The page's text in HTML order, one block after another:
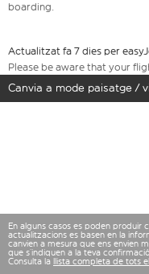
boarding.
Actualitzat fa 7 dies per
Please be aware that your
Canvia a mode paisatge /
En alguns casos es poden produir
actualitzacions es basen en la
canvien a mesura que ens envien
que s’indiquen a la teva
Consulta la llista completa de tots